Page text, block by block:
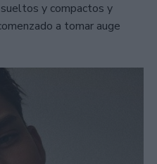
y compactos y
a tomar auge